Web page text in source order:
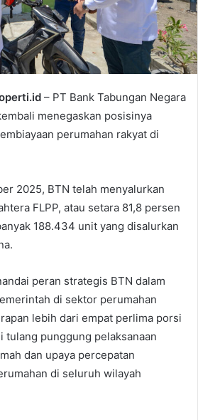
– PT Bank Tabungan Negara
menegaskan posisinya
perumahan rakyat di
2025, BTN telah menyalurkan
FLPP, atau setara 81,8 persen
188.434 unit yang disalurkan
peran strategis BTN dalam
di sektor perumahan
lebih dari empat perlima porsi
tulang punggung pelaksanaan
dan upaya percepatan
di seluruh wilayah